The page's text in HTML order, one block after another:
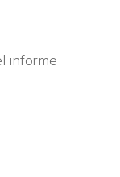
informe